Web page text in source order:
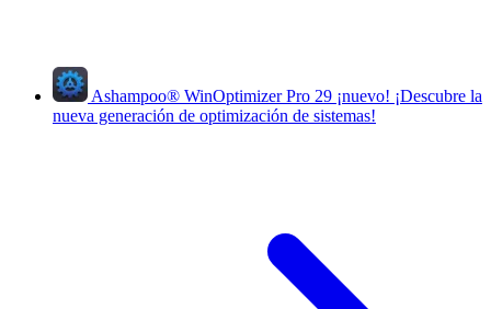
Ashampoo® WinOptimizer Pro 29 ¡nuevo! ¡Descubre la
nueva generación de optimización de sistemas!